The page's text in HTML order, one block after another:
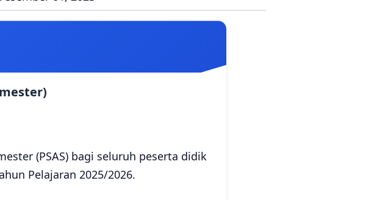
(PSAS) bagi seluruh peserta didik
Pelajaran 2025/2026.